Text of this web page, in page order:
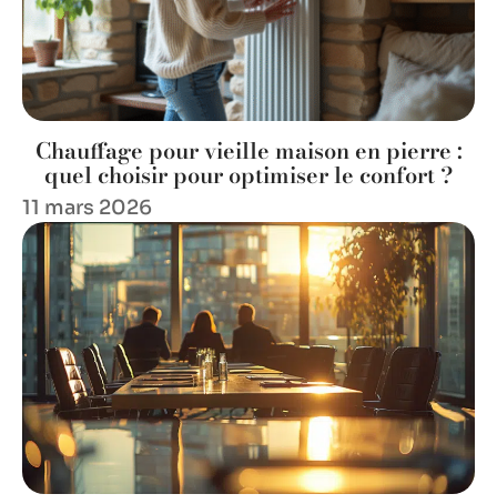
Chauffage pour vieille maison en pierre :
quel choisir pour optimiser le confort ?
11 mars 2026